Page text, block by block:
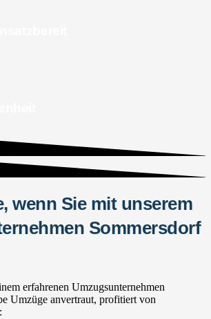
wenn Sie mit unserem
Sommersdorf
erfahrenen Umzugsunternehmen
Umzüge anvertraut, profitiert von